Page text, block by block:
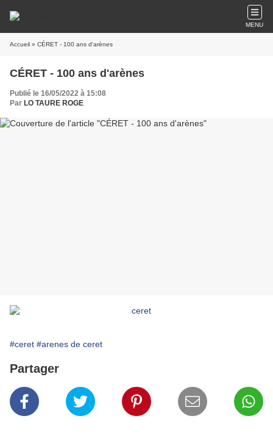
MENU
Accueil » CÉRET - 100 ans d'arènes
CÉRET - 100 ans d'arènes
Publié le 16/05/2022 à 15:08
Par LO TAURE ROGE
#ceret #arenes de ceret
Partager